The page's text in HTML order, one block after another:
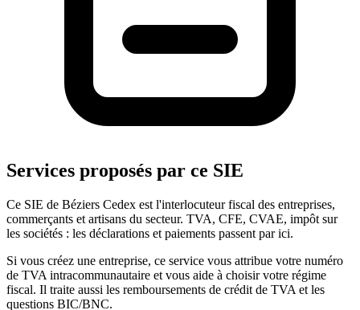
Services proposés par ce SIE
Ce SIE de Béziers Cedex est l'interlocuteur fiscal des entreprises,
commerçants et artisans du secteur. TVA, CFE, CVAE, impôt sur
les sociétés : les déclarations et paiements passent par ici.
Si vous créez une entreprise, ce service vous attribue votre numéro
de TVA intracommunautaire et vous aide à choisir votre régime
fiscal. Il traite aussi les remboursements de crédit de TVA et les
questions BIC/BNC.